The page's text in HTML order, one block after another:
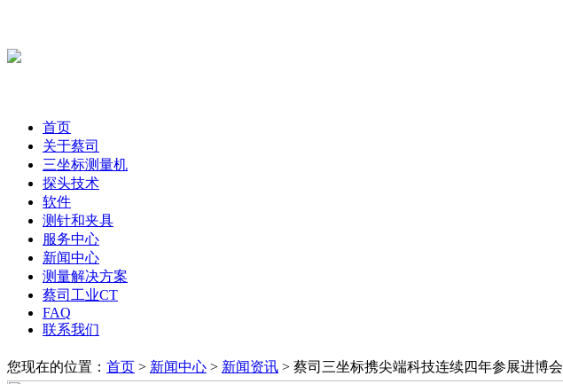
首页
关于蔡司
三坐标测量机
探头技术
软件
测针和夹具
服务中心
新闻中心
测量解决方案
蔡司工业CT
FAQ
联系我们
您现在的位置： 首页 > 新闻中心 > 新闻资讯 > 蔡司三坐标携尖端科技连续四年参展进博会